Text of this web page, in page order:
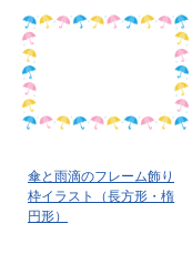
傘と雨滴のフレーム飾り
枠イラスト（長方形・楕
円形）